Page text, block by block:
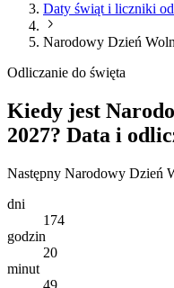
Daty świąt i liczniki
Narodowy Dzień
Odliczanie do święta
Kiedy jest
2027? Data i
Następny Narodowy Dzień
dni
174
godzin
20
minut
49